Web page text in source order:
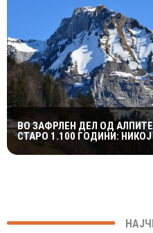
ВО ЗАФРЛЕН ДЕЛ ОД
СТАРО 1.100 ГОДИНИ:
ТАМУ